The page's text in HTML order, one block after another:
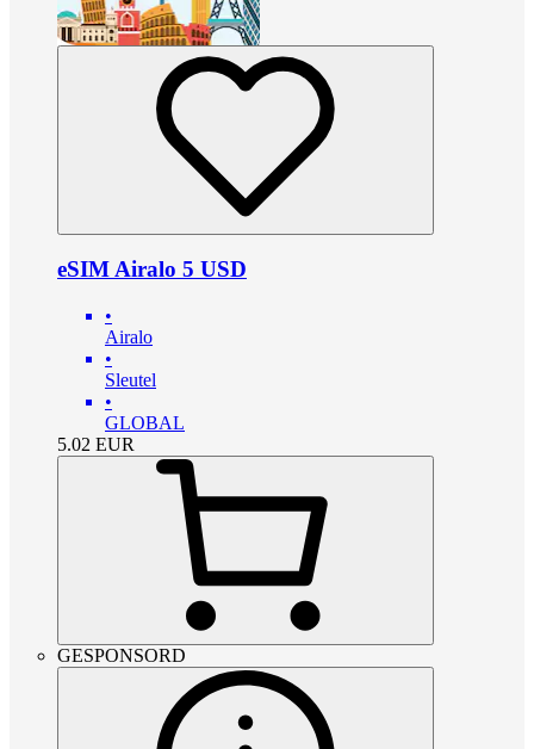
eSIM Airalo 5 USD
•
Airalo
•
Sleutel
•
GLOBAL
5.02 EUR
GESPONSORD